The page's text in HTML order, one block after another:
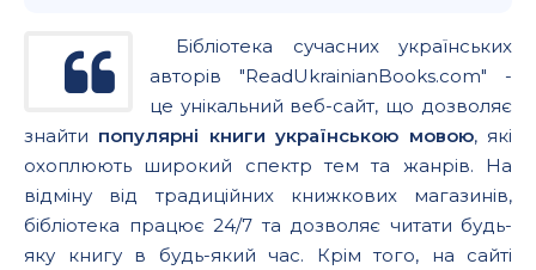
Бібліотека сучасних українських
авторів "ReadUkrainianBooks.com" -
це унікальний веб-сайт, що дозволяє
знайти популярні книги українською мовою, які
охоплюють широкий спектр тем та жанрів. На
відміну від традиційних книжкових магазинів,
бібліотека працює 24/7 та дозволяє читати будь-
яку книгу в будь-який час. Крім того, на сайті